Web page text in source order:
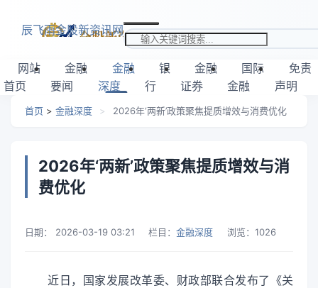
辰飞雨金股新资讯网
搜索关键词
网站
首页
金融
要闻
金融
深度
银
行
金融
证券
国际
金融
免责
声明
首页 > 金融深度 > 2026年‘两新’政策聚焦提质增效与消费优化
2026年‘两新’政策聚焦提质增效与消
费优化
日期： 2026-03-19 03:21 栏目： 金融深度 浏览： 1026
近日，国家发展改革委、财政部联合发布了《关